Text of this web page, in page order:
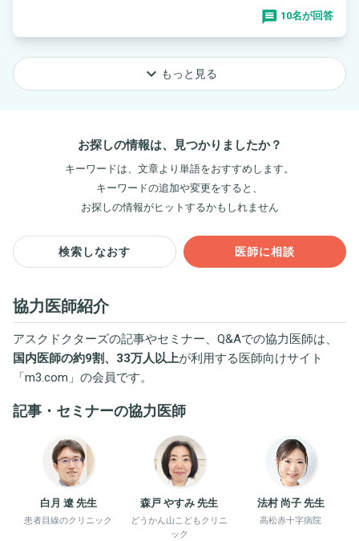
10名が回答
keyboard_arrow_down もっと見る
お探しの情報は、見つかりましたか？
キーワードは、文章より単語をおすすめします。
キーワードの追加や変更をすると、
お探しの情報がヒットするかもしれません
検索しなおす 医師に相談
協力医師紹介
アスクドクターズの記事やセミナー、Q&Aでの協力医師は、
国内医師の約9割、33万人以上が利用する医師向けサイト
「m3.com 」の会員です。
記事・セミナーの協力医師
白月 遼 先生
患者目線のクリニック
森戸 やすみ 先生
どうかん山こどもクリニ
ック
法村 尚子 先生
高松赤十字病院